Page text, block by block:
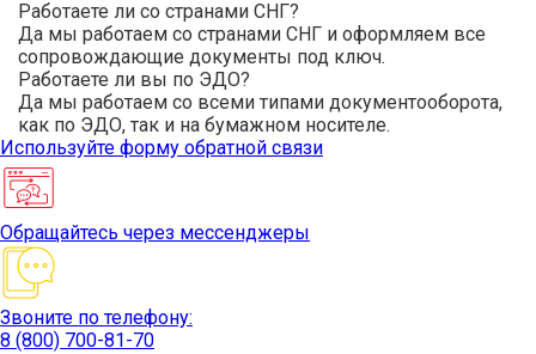
Работаете ли со странами СНГ?
Да мы работаем со странами СНГ и оформляем все
сопровождающие документы под ключ.
Работаете ли вы по ЭДО?
Да мы работаем со всеми типами документооборота,
как по ЭДО, так и на бумажном носителе.
Используйте форму обратной связи
Обращайтесь через мессенджеры
Звоните по телефону:
8 (800) 700-81-70